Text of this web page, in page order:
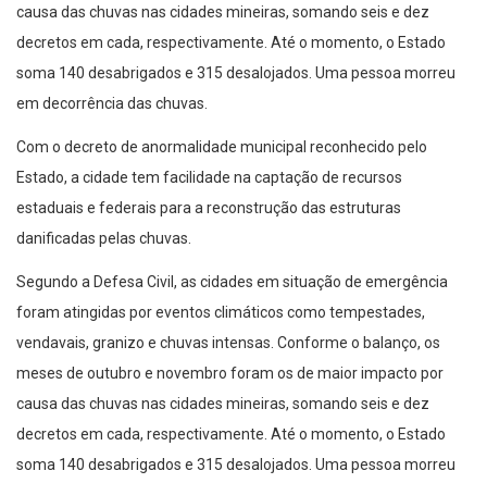
causa das chuvas nas cidades mineiras, somando seis e dez
decretos em cada, respectivamente. Até o momento, o Estado
soma 140 desabrigados e 315 desalojados. Uma pessoa morreu
em decorrência das chuvas.
Com o decreto de anormalidade municipal reconhecido pelo
Estado, a cidade tem facilidade na captação de recursos
estaduais e federais para a reconstrução das estruturas
danificadas pelas chuvas.
Segundo a Defesa Civil, as cidades em situação de emergência
foram atingidas por eventos climáticos como tempestades,
vendavais, granizo e chuvas intensas. Conforme o balanço, os
meses de outubro e novembro foram os de maior impacto por
causa das chuvas nas cidades mineiras, somando seis e dez
decretos em cada, respectivamente. Até o momento, o Estado
soma 140 desabrigados e 315 desalojados. Uma pessoa morreu